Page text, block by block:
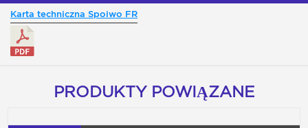
Karta techniczna Spoiwo FR
PRODUKTY POWIĄZANE